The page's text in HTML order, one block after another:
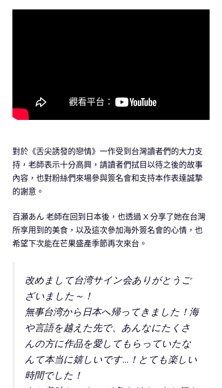
對於《舌尖誘發的戀情》一作受到台灣讀者們的大力支
持，老師表示十分高興，請讀者們拭目以待之後的故事
內容，也對粉絲們來場參與簽名會和支持本作表達誠摯
的謝意。
百瀬あん 老師在回到日本後，也透過 X 分享了她在台灣
所享用到的美食，以及這次參加海外簽名會的心情，也
希望下次能在芒果盛產季節再次來台。
改めまして台湾サイン会ありがとうご
ざいました～！
無事台湾から日本へ帰ってきました！海
や言語を越えた先で、あんなにたくさ
んの方に作品を愛してもらっていたな
んて本当に嬉しいです…！とても楽しい
時間でした！